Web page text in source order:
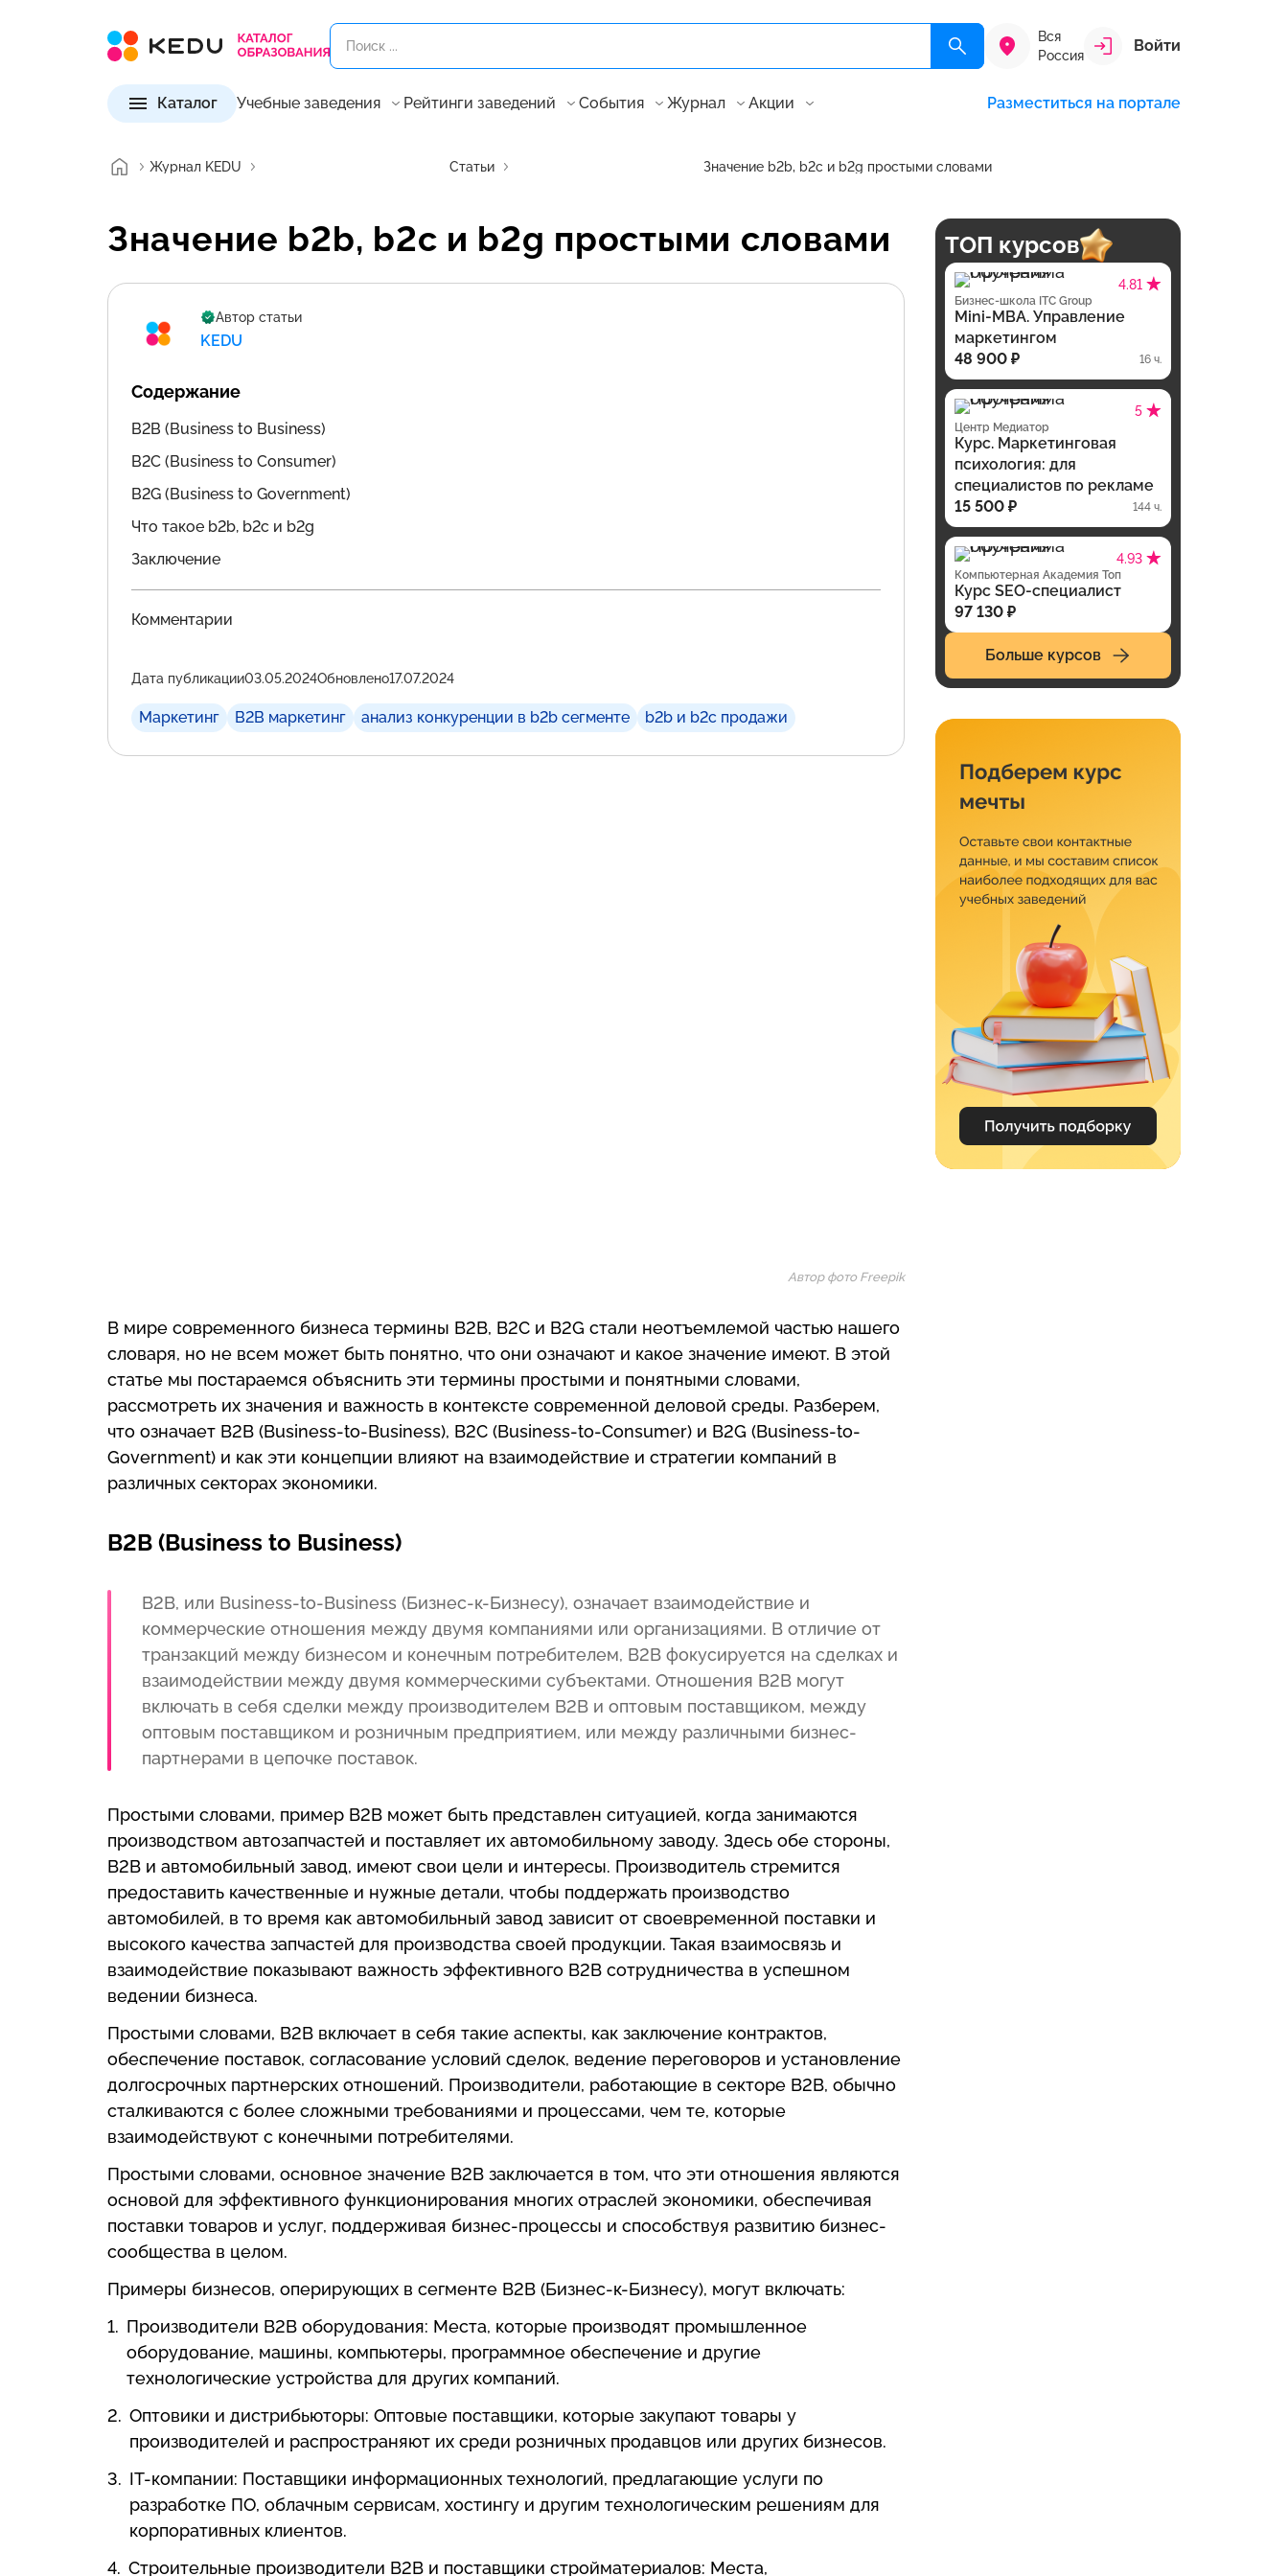
Вся
Россия
Войти
Каталог Учебные заведения Рейтинги заведений События Журнал Акции Разместиться на портале
Журнал KEDU Статьи Значение b2b, b2c и b2g простыми словами
Значение b2b, b2c и b2g простыми словами
Автор статьи
KEDU
Содержание
B2B (Business to Business)
B2C (Business to Consumer)
B2G (Business to Government)
Что такое b2b, b2c и b2g
Заключение
Комментарии
Дата публикации03.05.2024Обновлено17.07.2024
Маркетинг B2B маркетинг анализ конкуренции в b2b сегменте b2b и b2c продажи
Автор фото Freepik
В мире современного бизнеса термины B2B, B2C и B2G стали неотъемлемой частью нашего
словаря, но не всем может быть понятно, что они означают и какое значение имеют. В этой
статье мы постараемся объяснить эти термины простыми и понятными словами,
рассмотреть их значения и важность в контексте современной деловой среды. Разберем,
что означает B2B (Business-to-Business), B2C (Business-to-Consumer) и B2G (Business-to-
Government) и как эти концепции влияют на взаимодействие и стратегии компаний в
различных секторах экономики.
B2B (Business to Business)
B2B, или Business-to-Business (Бизнес-к-Бизнесу), означает взаимодействие и
коммерческие отношения между двумя компаниями или организациями. В отличие от
транзакций между бизнесом и конечным потребителем, B2B фокусируется на сделках и
взаимодействии между двумя коммерческими субъектами. Отношения B2B могут
включать в себя сделки между производителем B2B и оптовым поставщиком, между
оптовым поставщиком и розничным предприятием, или между различными бизнес-
партнерами в цепочке поставок.
Простыми словами, пример B2B может быть представлен ситуацией, когда занимаются
производством автозапчастей и поставляет их автомобильному заводу. Здесь обе стороны,
B2B и автомобильный завод, имеют свои цели и интересы. Производитель стремится
предоставить качественные и нужные детали, чтобы поддержать производство
автомобилей, в то время как автомобильный завод зависит от своевременной поставки и
высокого качества запчастей для производства своей продукции. Такая взаимосвязь и
взаимодействие показывают важность эффективного B2B сотрудничества в успешном
ведении бизнеса.
Простыми словами, B2B включает в себя такие аспекты, как заключение контрактов,
обеспечение поставок, согласование условий сделок, ведение переговоров и установление
долгосрочных партнерских отношений. Производители, работающие в секторе B2B, обычно
сталкиваются с более сложными требованиями и процессами, чем те, которые
взаимодействуют с конечными потребителями.
Простыми словами, основное значение B2B заключается в том, что эти отношения являются
основой для эффективного функционирования многих отраслей экономики, обеспечивая
поставки товаров и услуг, поддерживая бизнес-процессы и способствуя развитию бизнес-
сообщества в целом.
Примеры бизнесов, оперирующих в сегменте B2B (Бизнес-к-Бизнесу), могут включать:
Производители B2B оборудования: Места, которые производят промышленное
оборудование, машины, компьютеры, программное обеспечение и другие
технологические устройства для других компаний.
Оптовики и дистрибьюторы: Оптовые поставщики, которые закупают товары у
производителей и распространяют их среди розничных продавцов или других бизнесов.
IT-компании: Поставщики информационных технологий, предлагающие услуги по
разработке ПО, облачным сервисам, хостингу и другим технологическим решениям для
корпоративных клиентов.
Строительные производители B2B и поставщики стройматериалов: Места,
ТОП курсов
4.81
Бизнес-школа ITC Group
Mini-MBA. Управление
маркетингом
48 900 ₽
16 ч.
5
Центр Медиатор
Курс. Маркетинговая
психология: для
специалистов по рекламе
15 500 ₽
144 ч.
4.93
Компьютерная Академия Топ
Курс SEO-специалист
97 130 ₽
Больше курсов